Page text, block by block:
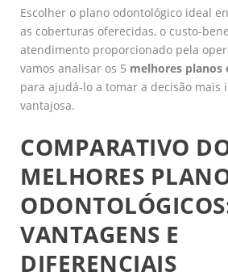
Escolher o plano odontológico ideal
as coberturas oferecidas, o custo-
atendimento proporcionado pela
vamos analisar os 5 melhores planos
para ajudá-lo a tomar a decisão mais
vantajosa.
COMPARATIVO
MELHORES
VANTAGENS E
DIFERENCIAIS